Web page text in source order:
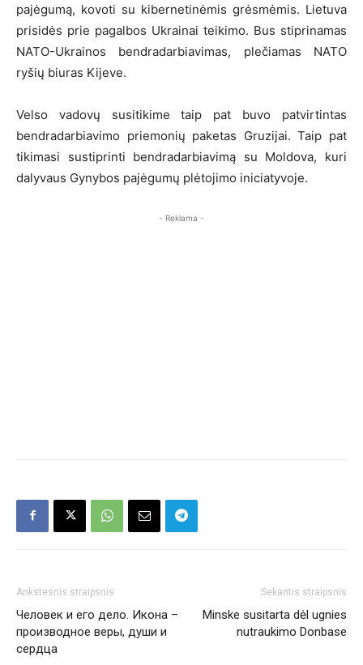
pajėgumą, kovoti su kibernetinėmis grėsmėmis. Lietuva
prisidės prie pagalbos Ukrainai teikimo. Bus stiprinamas
NATO-Ukrainos bendradarbiavimas, plečiamas NATO
ryšių biuras Kijeve.
Velso vadovų susitikime taip pat buvo patvirtintas
bendradarbiavimo priemonių paketas Gruzijai. Taip pat
tikimasi sustiprinti bendradarbiavimą su Moldova, kuri
dalyvaus Gynybos pajėgumų plėtojimo iniciatyvoje.
- Reklama -
Ankstesnis straipsnis
Человек и его дело. Икона –
производное веры, души и
сердца
Sekantis straipsnis
Minske susitarta dėl ugnies
nutraukimo Donbase